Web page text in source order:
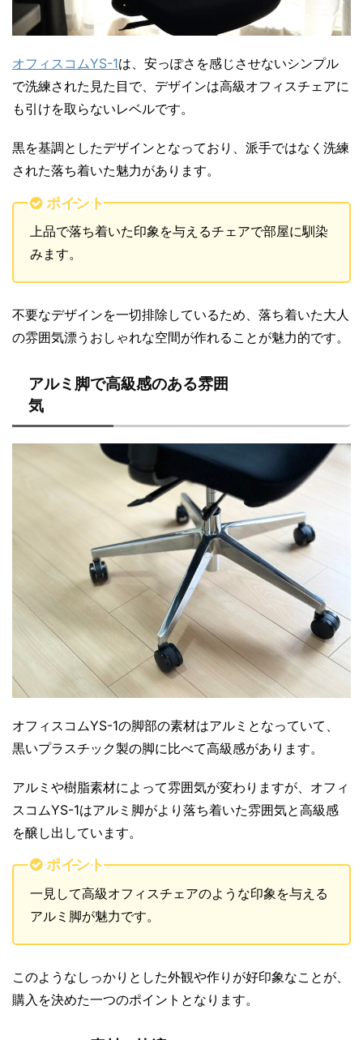
オフィスコムYS-1は、安っぽさを感じさせないシンプル
で洗練された見た目で、デザインは高級オフィスチェアに
も引けを取らないレベルです。
黒を基調としたデザインとなっており、派手ではなく洗練
された落ち着いた魅力があります。
ポイント
上品で落ち着いた印象を与えるチェアで部屋に馴染
みます。
不要なデザインを一切排除しているため、落ち着いた大人
の雰囲気漂うおしゃれな空間が作れることが魅力的です。
アルミ脚で高級感のある雰囲
気
オフィスコムYS-1の脚部の素材はアルミとなっていて、
黒いプラスチック製の脚に比べて高級感があります。
アルミや樹脂素材によって雰囲気が変わりますが、オフィ
スコムYS-1はアルミ脚がより落ち着いた雰囲気と高級感
を醸し出しています。
ポイント
一見して高級オフィスチェアのような印象を与える
アルミ脚が魅力です。
このようなしっかりとした外観や作りが好印象なことが、
購入を決めた一つのポイントとなります。